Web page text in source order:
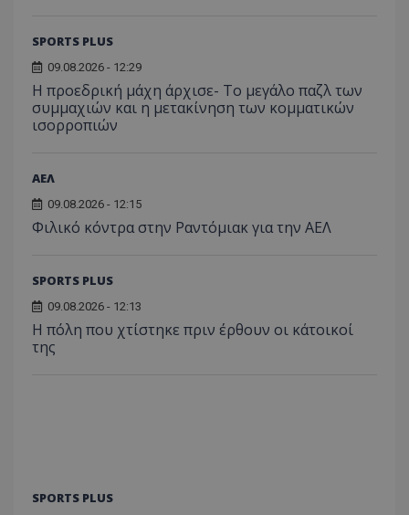
SPORTS PLUS
09.08.2026 - 12:29
Η προεδρική μάχη άρχισε- Το μεγάλο παζλ των
συμμαχιών και η μετακίνηση των κομματικών
ισορροπιών
ΑΕΛ
09.08.2026 - 12:15
Φιλικό κόντρα στην Ραντόμιακ για την ΑΕΛ
SPORTS PLUS
09.08.2026 - 12:13
Η πόλη που χτίστηκε πριν έρθουν οι κάτοικοί
της
SPORTS PLUS